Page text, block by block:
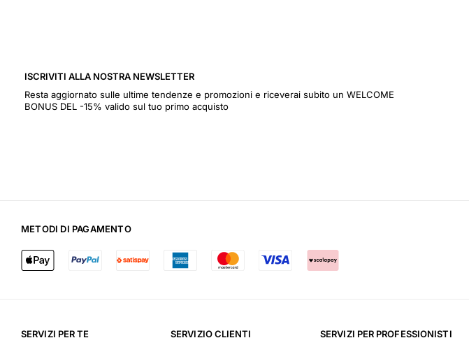
ISCRIVITI ALLA NOSTRA NEWSLETTER
Resta aggiornato sulle ultime tendenze e promozioni e riceverai subito un WELCOME
BONUS DEL -15% valido sul tuo primo acquisto
METODI DI PAGAMENTO
SERVIZI PER TE SERVIZIO CLIENTI SERVIZI PER PROFESSIONISTI